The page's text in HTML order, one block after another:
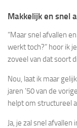
Makkelijk en snel
“Maar snel afvallen
werkt toch?” hoor ik
zoveel van dat soort
Nou, laat ik maar
jaren ’50 van de
helpt om structureel
Ja, je zal snel